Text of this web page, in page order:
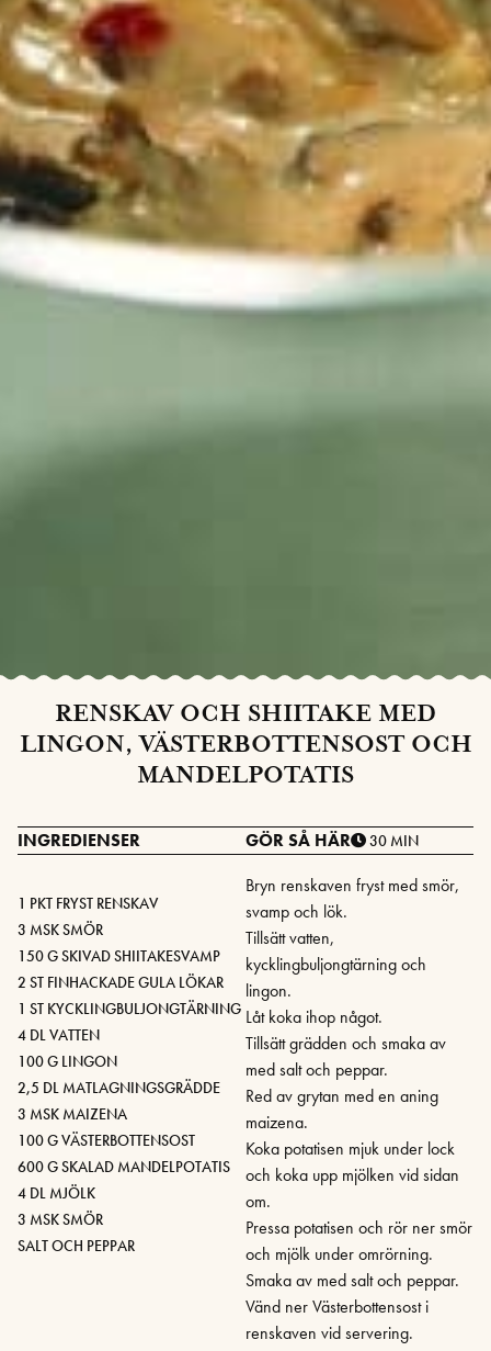
RENSKAV OCH SHIITAKE MED
LINGON, VÄSTERBOTTENSOST OCH
MANDELPOTATIS
INGREDIENSER
1 PKT FRYST RENSKAV
3 MSK SMÖR
150 G SKIVAD SHIITAKESVAMP
2 ST FINHACKADE GULA LÖKAR
1 ST KYCKLINGBULJONGTÄRNING
4 DL VATTEN
100 G LINGON
2,5 DL MATLAGNINGSGRÄDDE
3 MSK MAIZENA
100 G VÄSTERBOTTENSOST
600 G SKALAD MANDELPOTATIS
4 DL MJÖLK
3 MSK SMÖR
SALT OCH PEPPAR
GÖR SÅ HÄR 30 MIN
Bryn renskaven fryst med smör,
svamp och lök.
Tillsätt vatten,
kycklingbuljongtärning och
lingon.
Låt koka ihop något.
Tillsätt grädden och smaka av
med salt och peppar.
Red av grytan med en aning
maizena.
Koka potatisen mjuk under lock
och koka upp mjölken vid sidan
om.
Pressa potatisen och rör ner smör
och mjölk under omrörning.
Smaka av med salt och peppar.
Vänd ner Västerbottensost i
renskaven vid servering.